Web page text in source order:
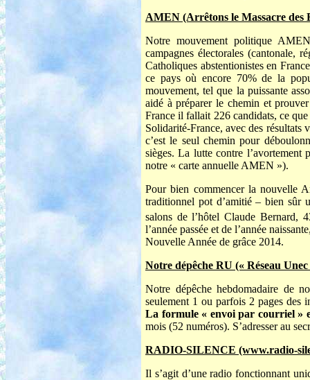
AMEN (Arrêtons le Massacre des
Notre mouvement politique
campagnes électorales (cantonale,
Catholiques abstentionistes en
ce pays où encore 70% de la
mouvement, tel que la puissante
aidé à préparer le chemin et
France il fallait 226 candidats, ce
Solidarité-France, avec des résultats
c’est le seul chemin pour
sièges. La lutte contre l’avortement
notre « carte annuelle AMEN »).
Pour bien commencer la nouvelle
traditionnel pot d’amitié – bien sûr
salons de l’hôtel Claude Bernard,
l’année passée et de l’année
Nouvelle Année de grâce 2014.
Notre dépêche RU (« Réseau Unec
Notre dépêche hebdomadaire de
seulement 1 ou parfois 2 pages des
La formule « envoi par courriel »
mois (52 numéros). S’adresser au
RADIO-SILENCE (www.radio-
Il s’agit d’une radio fonctionnant